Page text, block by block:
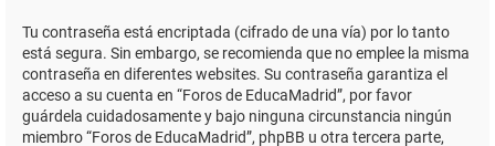
Tu contraseña está encriptada (cifrado de una vía) por lo tanto
está segura. Sin embargo, se recomienda que no emplee la misma
contraseña en diferentes websites. Su contraseña garantiza el
acceso a su cuenta en “Foros de EducaMadrid”, por favor
guárdela cuidadosamente y bajo ninguna circunstancia ningún
miembro “Foros de EducaMadrid”, phpBB u otra tercera parte,